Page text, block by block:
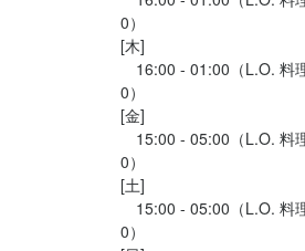
0）
[木]
16:00 - 01:00（L.O. 料
0）
[金]
15:00 - 05:00（L.O. 料
0）
[土]
15:00 - 05:00（L.O. 料
0）
◆3K　⇒　かっこいい・稼げる・叶う
◆WIN　⇒　W…ワクワク　I…イキイキ
そのために「かっこいい店長」を増やす
だからこそやる気次第でチャンスがたく
「やりたい」と思った時には全力でバ
私たちは、あなたを引っ張るのではなく
りたいと思っています！
採用予定10名以上
当社のモットーは、
◆3K　⇒　かっこいい・稼げる・叶う
◆WIN　⇒　W…ワクワク　I…イキイキ
そのために「かっこいい店長」を増やす
◆WIN　⇒　W…ワクワク　I…イキイキ
そのために「かっこいい店長」を増やす
だからこそやる気次第でチャンスがたく
「やりたい」と思った時には全力でバッ
私たちは、あなたを引っ張るのではなく
りたいと思っています！
「自分の個性を大切にしながら、しっか
当社のモットーは、
◆3K　⇒　かっこいい・稼げる・叶う
◆WIN　⇒　W…ワクワク　I…イキイキ
そのために「かっこいい店長」を増やす
だからこそやる気次第でチャンスがたく